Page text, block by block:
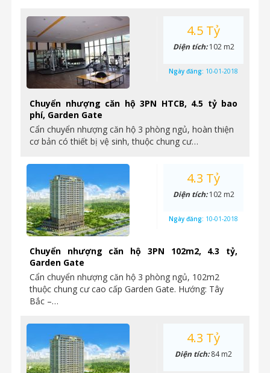
Chuyển nhượng căn hộ 3PN HTCB, 4.5 tỷ bao
phí, Garden Gate
Cẩn chuyển nhượng căn hộ 3 phòng ngủ, hoàn thiện
cơ bản có thiết bị vệ sinh, thuộc chung cư…
4.5 Tỷ
Diện tích:102 m2
Ngày đăng: 10-01-2018
Chuyển nhượng căn hộ 3PN 102m2, 4.3 tỷ,
Garden Gate
Cẩn chuyển nhượng căn hộ 3 phòng ngủ, 102m2
thuộc chung cư cao cấp Garden Gate. Hướng: Tây
Bắc –…
4.3 Tỷ
Diện tích:102 m2
Ngày đăng: 10-01-2018
4.3 Tỷ
Diện tích:84 m2